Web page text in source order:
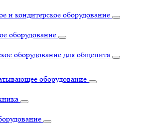
и кондитерское оборудование
оборудование
оборудование для общепита
оборудование